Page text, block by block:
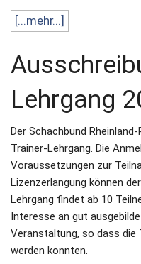
[...mehr...]
Lehrgang
Der Schachbund
Trainer-Lehrgang. Die
Voraussetzungen zur
Lizenzerlangung können
Lehrgang findet ab 10
Interesse an gut
Veranstaltung, so dass die
werden konnten.